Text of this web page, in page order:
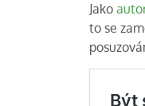
Jako
to se